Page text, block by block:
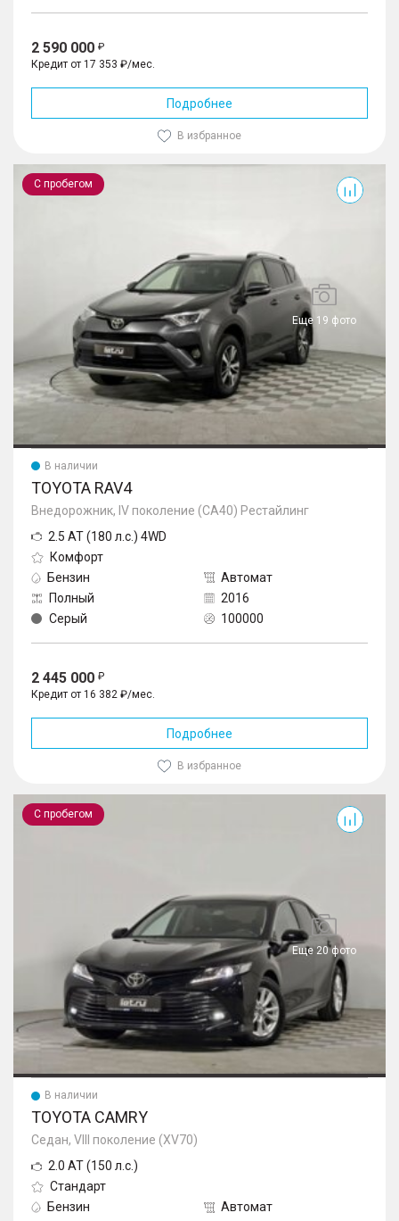
2 590 000
Кредит от 17 353 ₽/мес.
Подробнее
В избранное
С пробегом
Еще 19 фото
RAV4
В наличии
TOYOTA RAV4
Внедорожник, IV поколение (CA40) Рестайлинг
2.5 AT (180 л.с.) 4WD
Комфорт
Бензин
Автомат
Полный
2016
Серый
100000
2 445 000
Кредит от 16 382 ₽/мес.
Подробнее
В избранное
С пробегом
Еще 20 фото
Camry
В наличии
TOYOTA CAMRY
Седан, VIII поколение (XV70)
2.0 AT (150 л.с.)
Стандарт
Бензин
Автомат